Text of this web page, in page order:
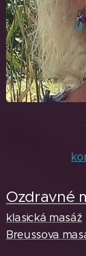
Ozdravné
klasická masáž
Breussova